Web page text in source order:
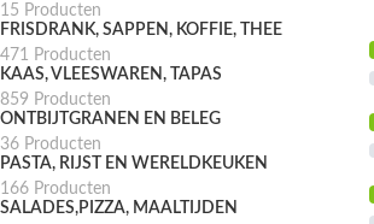
15 Producten
FRISDRANK, SAPPEN, KOFFIE, THEE
471 Producten
KAAS, VLEESWAREN, TAPAS
859 Producten
ONTBIJTGRANEN EN BELEG
36 Producten
PASTA, RIJST EN WERELDKEUKEN
166 Producten
SALADES,PIZZA, MAALTIJDEN